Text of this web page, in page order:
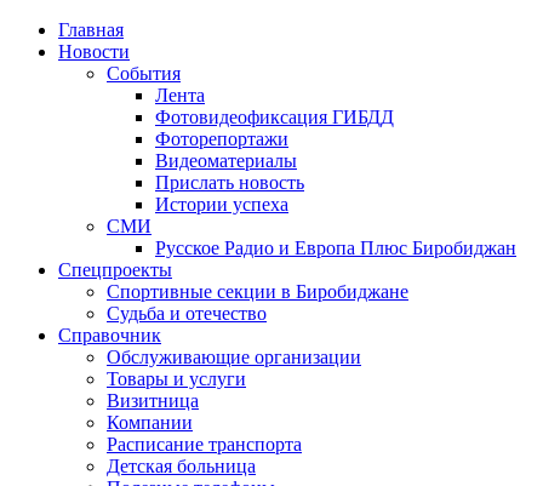
Главная
Новости
События
Лента
Фотовидеофиксация ГИБДД
Фоторепортажи
Видеоматериалы
Прислать новость
Истории успеха
СМИ
Русское Радио и Европа Плюс Биробиджан
Спецпроекты
Спортивные секции в Биробиджане
Судьба и отечество
Справочник
Обслуживающие организации
Товары и услуги
Визитница
Компании
Расписание транспорта
Детская больница